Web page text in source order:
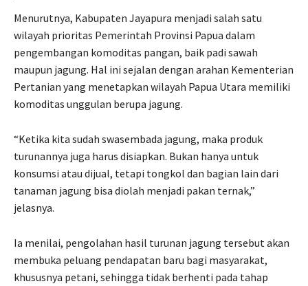
Menurutnya, Kabupaten Jayapura menjadi salah satu
wilayah prioritas Pemerintah Provinsi Papua dalam
pengembangan komoditas pangan, baik padi sawah
maupun jagung. Hal ini sejalan dengan arahan Kementerian
Pertanian yang menetapkan wilayah Papua Utara memiliki
komoditas unggulan berupa jagung.
“Ketika kita sudah swasembada jagung, maka produk
turunannya juga harus disiapkan. Bukan hanya untuk
konsumsi atau dijual, tetapi tongkol dan bagian lain dari
tanaman jagung bisa diolah menjadi pakan ternak,”
jelasnya.
Ia menilai, pengolahan hasil turunan jagung tersebut akan
membuka peluang pendapatan baru bagi masyarakat,
khususnya petani, sehingga tidak berhenti pada tahap